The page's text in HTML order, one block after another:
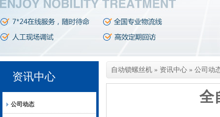
资讯中心
公司动态
自动锁螺丝机 » 资讯中心 » 公司动
全